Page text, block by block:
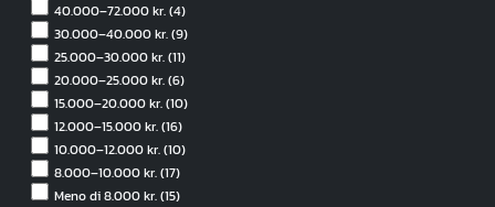
40.000–72.000 kr.(4)
30.000–40.000 kr.(9)
25.000–30.000 kr.(11)
20.000–25.000 kr.(6)
15.000–20.000 kr.(10)
12.000–15.000 kr.(16)
10.000–12.000 kr.(10)
8.000–10.000 kr.(17)
Meno di 8.000 kr.(15)